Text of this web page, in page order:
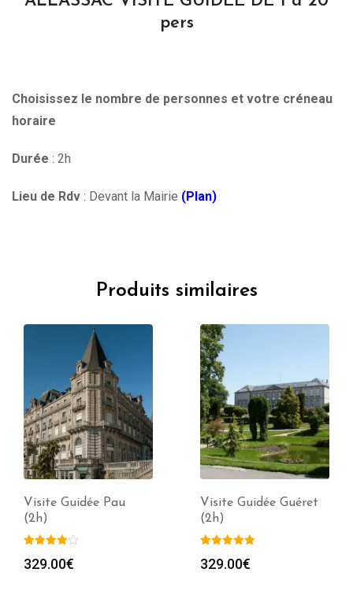
pers
Choisissez le nombre de personnes et votre créneau
horaire
Durée : 2h
Lieu de Rdv : Devant la Mairie (Plan)
Produits similaires
Visite Guidée Pau
(2h)
329.00€
Visite Guidée Guéret
(2h)
329.00€